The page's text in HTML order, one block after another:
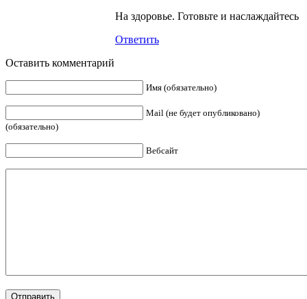
На здоровье. Готовьте и наслаждайтесь
Ответить
Оставить комментарий
Имя (обязательно)
Mail (не будет опубликовано)
(обязательно)
Вебсайт